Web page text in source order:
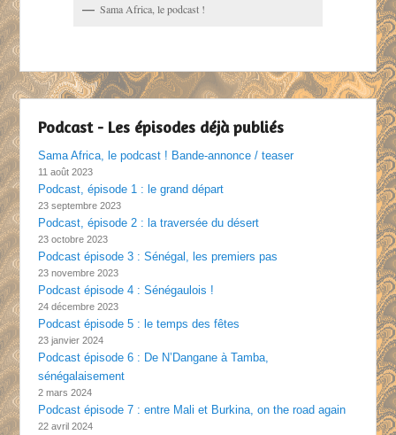
Sama Africa, le podcast !
Podcast - Les épisodes déjà publiés
Sama Africa, le podcast ! Bande-annonce / teaser
11 août 2023
Podcast, épisode 1 : le grand départ
23 septembre 2023
Podcast, épisode 2 : la traversée du désert
23 octobre 2023
Podcast épisode 3 : Sénégal, les premiers pas
23 novembre 2023
Podcast épisode 4 : Sénégaulois !
24 décembre 2023
Podcast épisode 5 : le temps des fêtes
23 janvier 2024
Podcast épisode 6 : De N’Dangane à Tamba,
sénégalaisement
2 mars 2024
Podcast épisode 7 : entre Mali et Burkina, on the road again
22 avril 2024